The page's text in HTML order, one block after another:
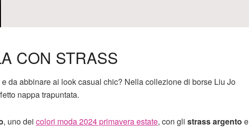
CON STRASS
da abbinare ai look casual chic? Nella collezione di borse Liu Jo
nappa trapuntata.
, uno dei colori moda 2024 primavera estate, con gli strass argento e